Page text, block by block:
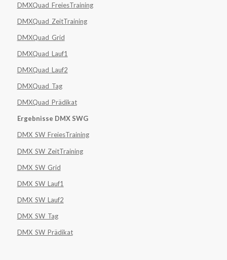
DMXQuad_FreiesTraining
DMXQuad_ZeitTraining
DMXQuad_Grid
DMXQuad_Lauf1
DMXQuad_Lauf2
DMXQuad_Tag
DMXQuad_Prädikat
Ergebnisse DMX SWG
DMX_SW_FreiesTraining
DMX_SW_ZeitTraining
DMX_SW_Grid
DMX_SW_Lauf1
DMX_SW_Lauf2
DMX_SW_Tag
DMX_SW_Prädikat